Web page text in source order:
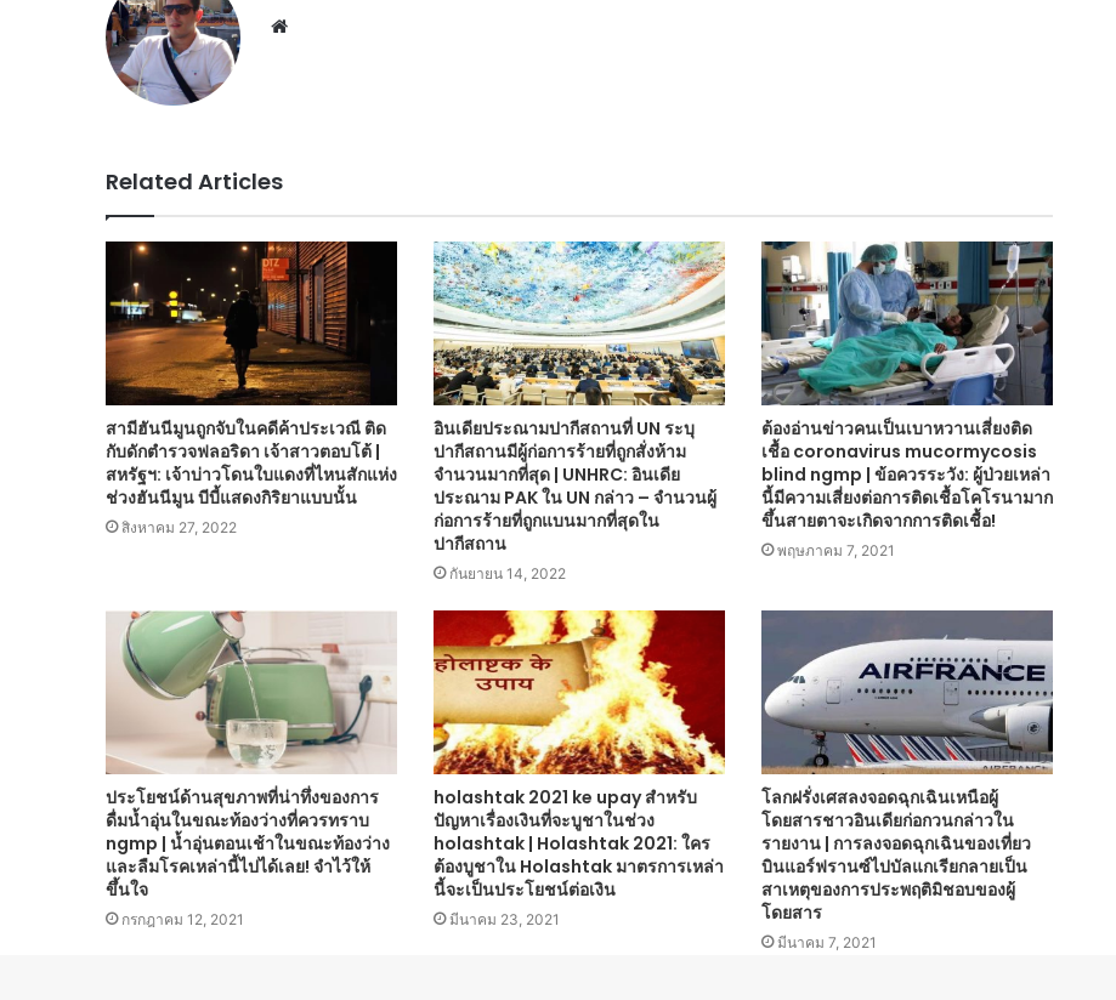
Website
Related Articles
สามีฮันนีมูนถูกจับในคดีค้าประเวณี ติด
กับดักตำรวจฟลอริดา เจ้าสาวตอบโต้ |
สหรัฐฯ: เจ้าบ่าวโดนใบแดงที่ไหนสักแห่ง
ช่วงฮันนีมูน บีบี้แสดงกิริยาแบบนั้น
สิงหาคม 27, 2022
อินเดียประณามปากีสถานที่ UN ระบุ
ปากีสถานมีผู้ก่อการร้ายที่ถูกสั่งห้าม
จำนวนมากที่สุด | UNHRC: อินเดีย
ประณาม PAK ใน UN กล่าว – จำนวนผู้
ก่อการร้ายที่ถูกแบนมากที่สุดใน
ปากีสถาน
กันยายน 14, 2022
ต้องอ่านข่าวคนเป็นเบาหวานเสี่ยงติด
เชื้อ coronavirus mucormycosis
blind ngmp | ข้อควรระวัง: ผู้ป่วยเหล่า
นี้มีความเสี่ยงต่อการติดเชื้อโคโรนามาก
ขึ้นสายตาจะเกิดจากการติดเชื้อ!
พฤษภาคม 7, 2021
ประโยชน์ด้านสุขภาพที่น่าทึ่งของการ
ดื่มน้ำอุ่นในขณะท้องว่างที่ควรทราบ
ngmp | น้ำอุ่นตอนเช้าในขณะท้องว่าง
และลืมโรคเหล่านี้ไปได้เลย! จำไว้ให้
ขึ้นใจ
กรกฎาคม 12, 2021
holashtak 2021 ke upay สำหรับ
ปัญหาเรื่องเงินที่จะบูชาในช่วง
holashtak | Holashtak 2021: ใคร
ต้องบูชาใน Holashtak มาตรการเหล่า
นี้จะเป็นประโยชน์ต่อเงิน
มีนาคม 23, 2021
โลกฝรั่งเศสลงจอดฉุกเฉินเหนือผู้
โดยสารชาวอินเดียก่อกวนกล่าวใน
รายงาน | การลงจอดฉุกเฉินของเที่ยว
บินแอร์ฟรานซ์ไปบัลแกเรียกลายเป็น
สาเหตุของการประพฤติมิชอบของผู้
โดยสาร
มีนาคม 7, 2021